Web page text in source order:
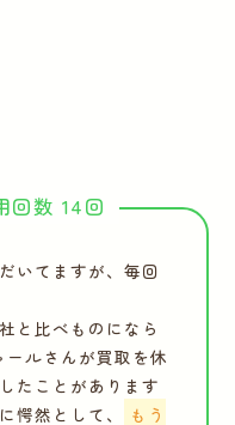
回数 14回
いてますが、毎回
と比べものになら
ルさんが買取を休
たことがあります
愕然として、
もう